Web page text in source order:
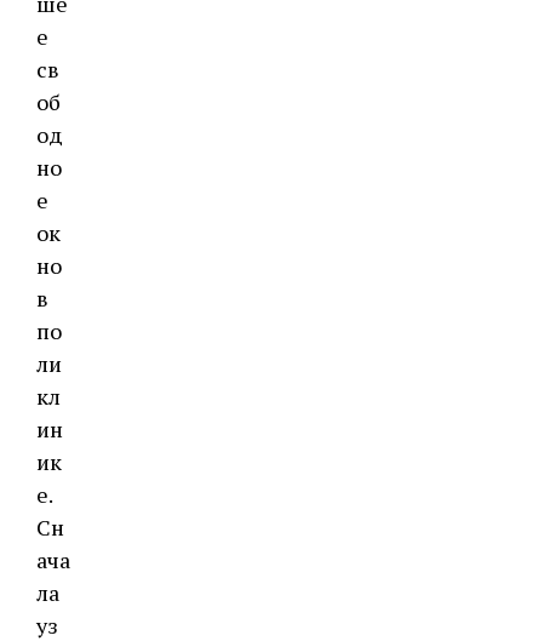
е
св
об
од
но
е
ок
но
в
по
ли
кл
ин
ик
е.
Сн
ача
ла
уз